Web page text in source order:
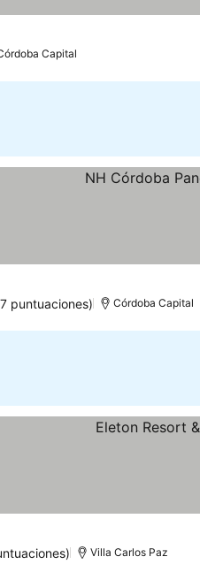
Capital
puntuaciones) Córdoba Capital
Villa Carlos Paz